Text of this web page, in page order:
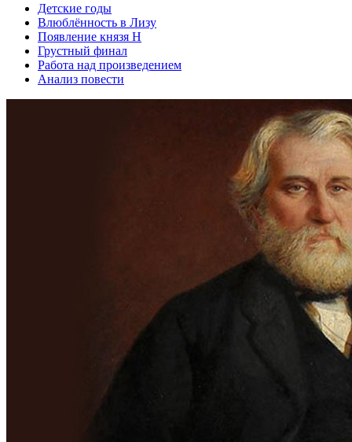
Детские годы
Влюблённость в Лизу
Появление князя Н
Грустный финал
Работа над произведением
Анализ повести